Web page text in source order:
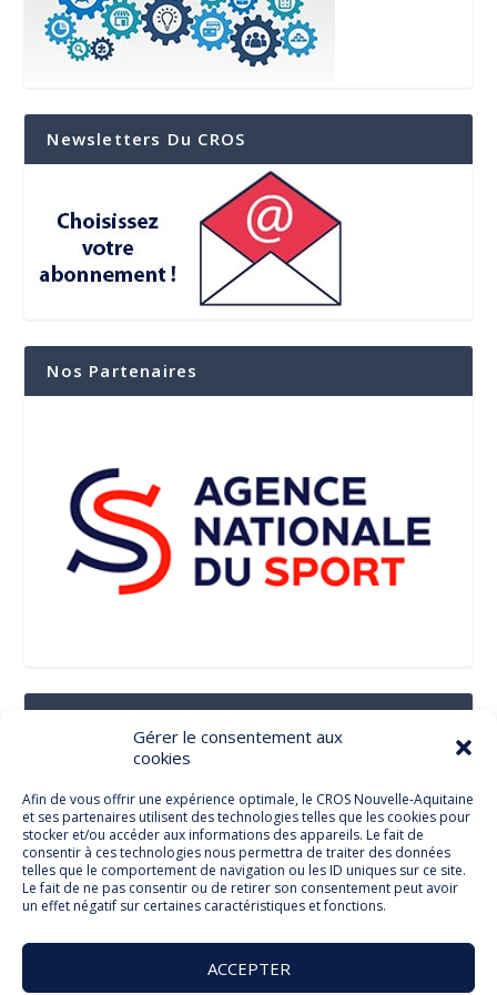
Gérer le consentement aux
cookies
Afin de vous offrir une expérience optimale, le CROS Nouvelle-Aquitaine
et ses partenaires utilisent des technologies telles que les cookies pour
stocker et/ou accéder aux informations des appareils. Le fait de
consentir à ces technologies nous permettra de traiter des données
telles que le comportement de navigation ou les ID uniques sur ce site.
Le fait de ne pas consentir ou de retirer son consentement peut avoir
un effet négatif sur certaines caractéristiques et fonctions.
ACCEPTER
Newsletters Du CROS
Nos Partenaires
Facebook